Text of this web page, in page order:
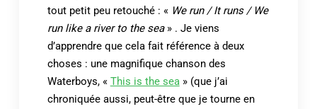
tout petit peu retouché : « We run / It runs / We
run like a river to the sea» . Je viens
d’apprendre que cela fait référence à deux
choses : une magnifique chanson des
Waterboys, « This is the sea» (que j’ai
chroniquée aussi, peut-être que je tourne en